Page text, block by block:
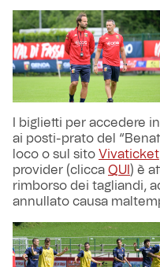
I biglietti per accedere
ai posti-prato del
loco o sul sito Vivaticket
provider (clicca QUI ) è
rimborso dei tagliandi,
annullato causa